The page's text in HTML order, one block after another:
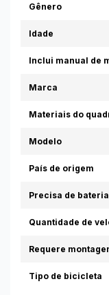
Gênero
Idade
Inclui manual de
Marca
Materiais do
Modelo
País de origem
Precisa de
Quantidade de
Requere
Tipo de bicicleta